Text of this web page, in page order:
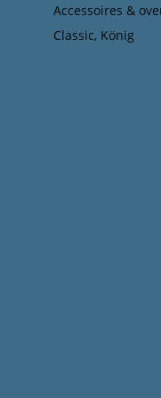
Accessoires &
Classic, König